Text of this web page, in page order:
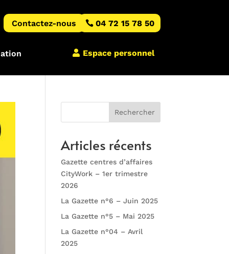
Contactez-nous 04 72 15 78 50
Espace personnel
Rechercher
Articles récents
Gazette centres d’affaires
CityWork – 1er trimestre
2026
La Gazette n°6 – Juin 2025
La Gazette n°5 – Mai 2025
La Gazette n°04 – Avril
2025